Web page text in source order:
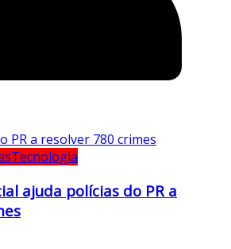
Tecnologia
ajuda polícias do PR a